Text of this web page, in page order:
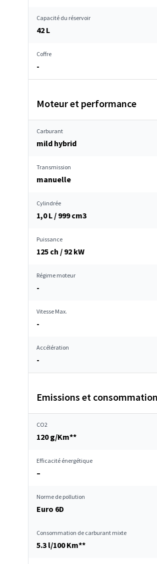
Capacité du réservoir
42 L
Coffre
-
Moteur et performance
Carburant
mild hybrid
Transmission
manuelle
Cylindrée
1,0 L / 999 cm3
Puissance
125 ch / 92 kW
Régime moteur
-
Vitesse Max.
-
Accélération
-
Emissions et consommation
CO2
120 g/Km**
Efficacité énergétique
–
Norme de pollution
Euro 6D
Consommation de carburant mixte
5.3 l/100 Km**